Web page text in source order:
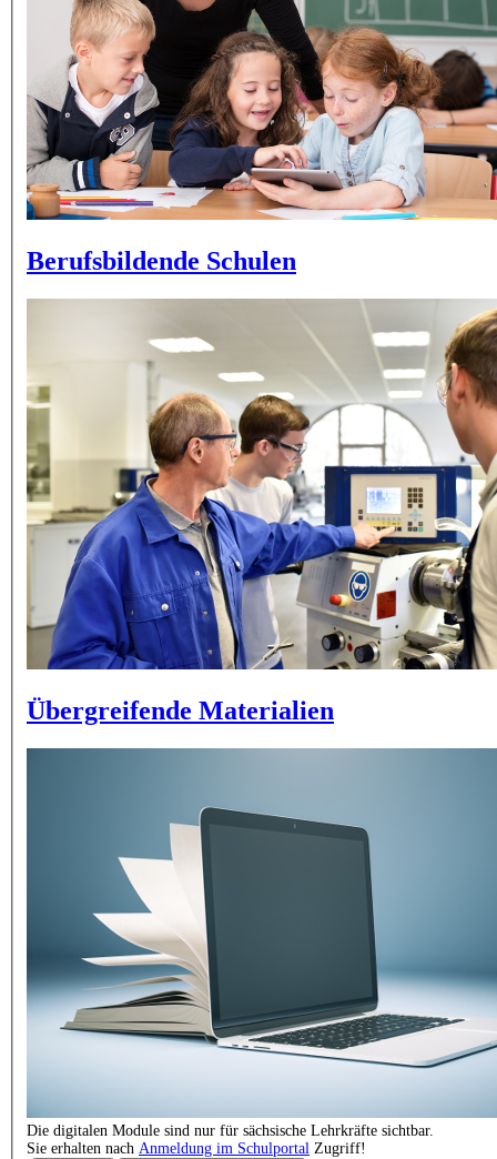
Berufsbildende Schulen
Übergreifende Materialien
Die digitalen Module sind nur für sächsische Lehrkräfte sichtbar.
Sie erhalten nach Anmeldung im Schulportal Zugriff!